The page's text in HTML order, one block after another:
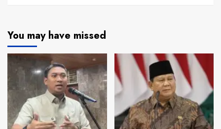
You may have missed